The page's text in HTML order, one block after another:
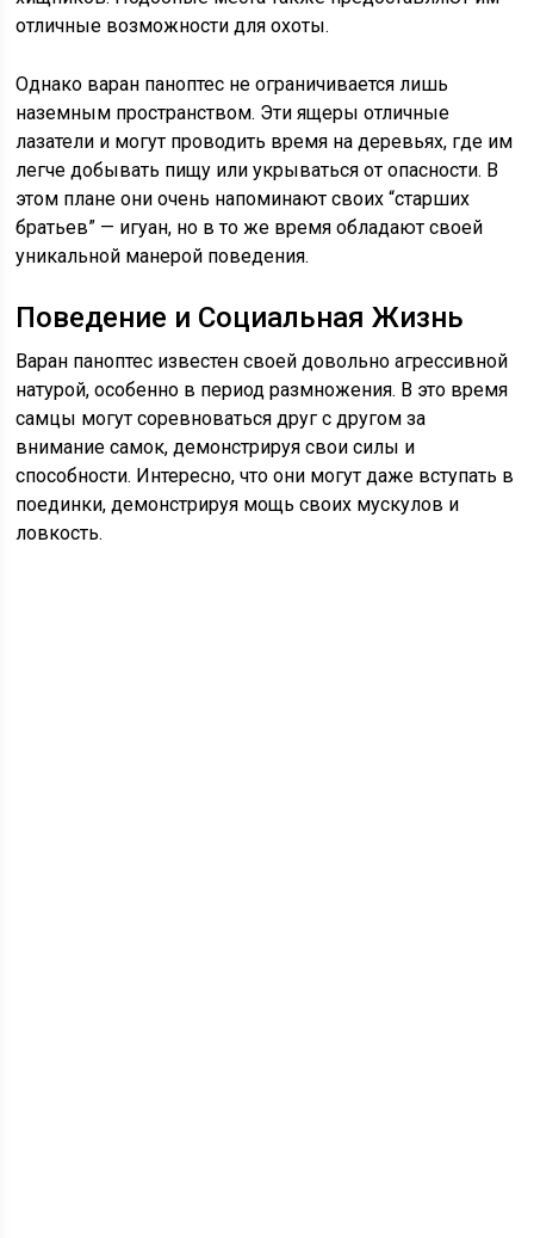
отличные возможности для охоты.
Однако варан паноптес не ограничивается лишь
наземным пространством. Эти ящеры отличные
лазатели и могут проводить время на деревьях, где им
легче добывать пищу или укрываться от опасности. В
этом плане они очень напоминают своих “старших
братьев” — игуан, но в то же время обладают своей
уникальной манерой поведения.
Поведение и Социальная Жизнь
Варан паноптес известен своей довольно агрессивной
натурой, особенно в период размножения. В это время
самцы могут соревноваться друг с другом за
внимание самок, демонстрируя свои силы и
способности. Интересно, что они могут даже вступать в
поединки, демонстрируя мощь своих мускулов и
ловкость.